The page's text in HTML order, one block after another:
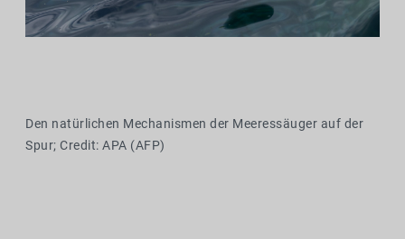
Den natürlichen Mechanismen der Meeressäuger auf der
Spur; Credit: APA (AFP)